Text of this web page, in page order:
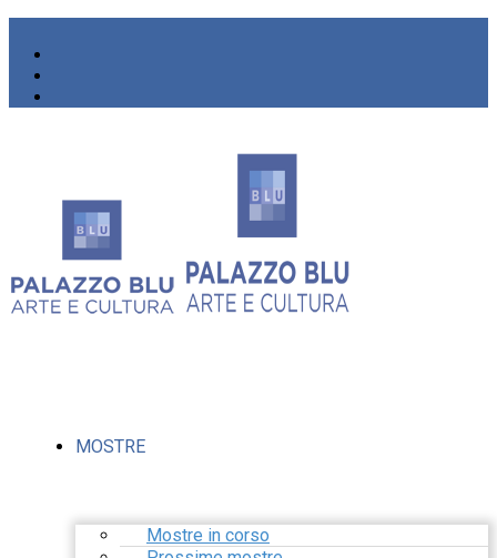
MOSTRE
Mostre in corso